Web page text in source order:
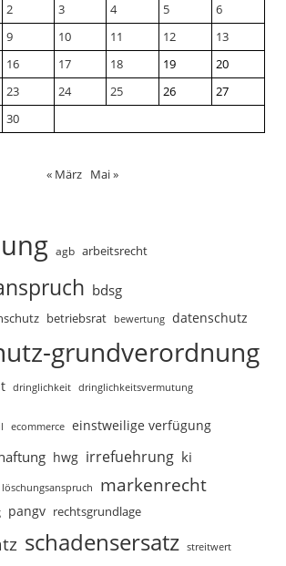
2 3 4 5
6
9 10 11 12
13
16 17 18 19
20
23 24 25 26
27
30
« März Mai »
agb arbeitsrecht
bdsg
betriebsrat bewertung datenschutz
grundverordnung
dringlichkeit dringlichkeitsvermutung
ecommerce einstweilige verfügung
hwg irrefuehrung ki
löschungsanspruch markenrecht
pangv rechtsgrundlage
schadensersatz streitwert